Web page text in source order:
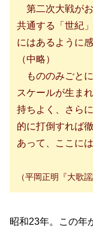
第二次大戦がお
共通する「世紀
にはあるように感
（中略）
もののみごと
スケールが生ま
持ちよく、さら
的に打倒すれば
あって、ここに
（平岡正明『大歌謡
昭和23年。この年